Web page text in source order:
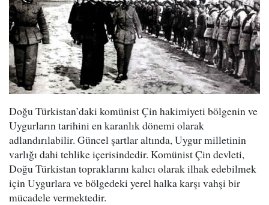
Doğu Türkistan’daki komünist Çin hakimiyeti bölgenin ve
Uygurların tarihini en karanlık dönemi olarak
adlandırılabilir. Güncel şartlar altında, Uygur milletinin
varlığı dahi tehlike içerisindedir. Komünist Çin devleti,
Doğu Türkistan topraklarını kalıcı olarak ilhak edebilmek
için Uygurlara ve bölgedeki yerel halka karşı vahşi bir
mücadele vermektedir.